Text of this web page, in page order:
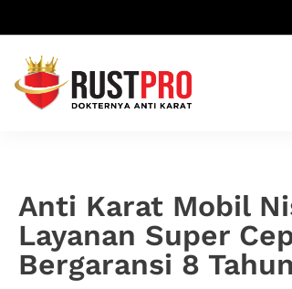
Anti Karat Mobil
Layanan Super
Bergaransi 8